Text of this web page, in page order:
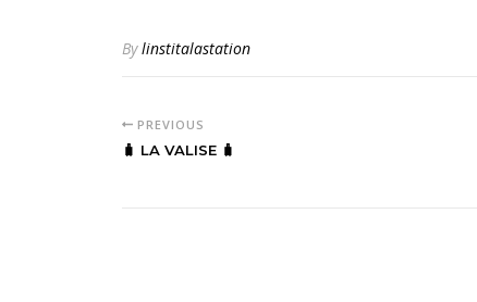
Bylinstitalastation
PREVIOUS
🧳 LA VALISE 🧳